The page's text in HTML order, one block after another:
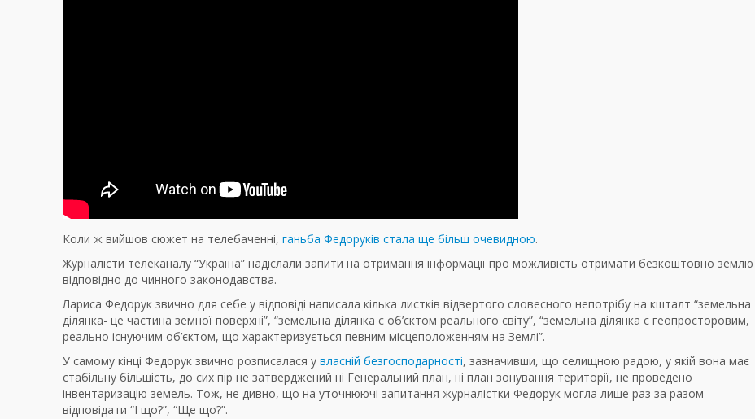
Коли ж вийшов сюжет на телебаченні, ганьба Федоруків стала ще більш очевидною.
Журналісти телеканалу “Україна” надіслали запити на отримання інформації про можливість отримати безкоштовно землю
відповідно до чинного законодавства.
Лариса Федорук звично для себе у відповіді написала кілька листків відвертого словесного непотрібу на кшталт “земельна
ділянка- це частина земної поверхні”, “земельна ділянка є об’єктом реального світу”, “земельна ділянка є геопросторовим,
реально існуючим об’єктом, що характеризується певним місцеположенням на Землі”.
У самому кінці Федорук звично розписалася у власній безгосподарності, зазначивши, що селищною радою, у якій вона має
стабільну більшість, до сих пір не затверджений ні Генеральний план, ні план зонування території, не проведено
інвентаризацію земель. Тож, не дивно, що на уточнюючі запитання журналістки Федорук могла лише раз за разом
відповідати “І що?”, “Ще що?”.